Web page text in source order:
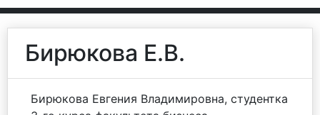
Бирюкова Е.В.
Бирюкова Евгения Владимировна, студентка